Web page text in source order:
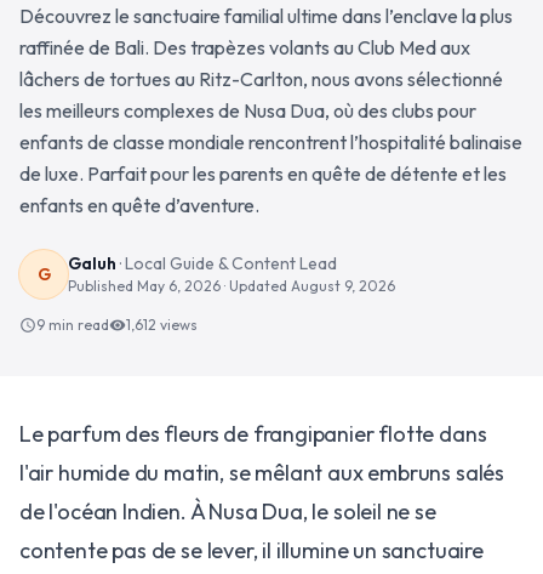
Découvrez le sanctuaire familial ultime dans l’enclave la plus
raffinée de Bali. Des trapèzes volants au Club Med aux
lâchers de tortues au Ritz-Carlton, nous avons sélectionné
les meilleurs complexes de Nusa Dua, où des clubs pour
enfants de classe mondiale rencontrent l’hospitalité balinaise
de luxe. Parfait pour les parents en quête de détente et les
enfants en quête d’aventure.
G Galuh ·Local Guide & Content Lead
Published May 6, 2026 · Updated August 9, 2026
schedule9 min readvisibility1,612 views
Le parfum des fleurs de frangipanier flotte dans
l'air humide du matin, se mêlant aux embruns salés
de l'océan Indien. À Nusa Dua, le soleil ne se
contente pas de se lever, il illumine un sanctuaire